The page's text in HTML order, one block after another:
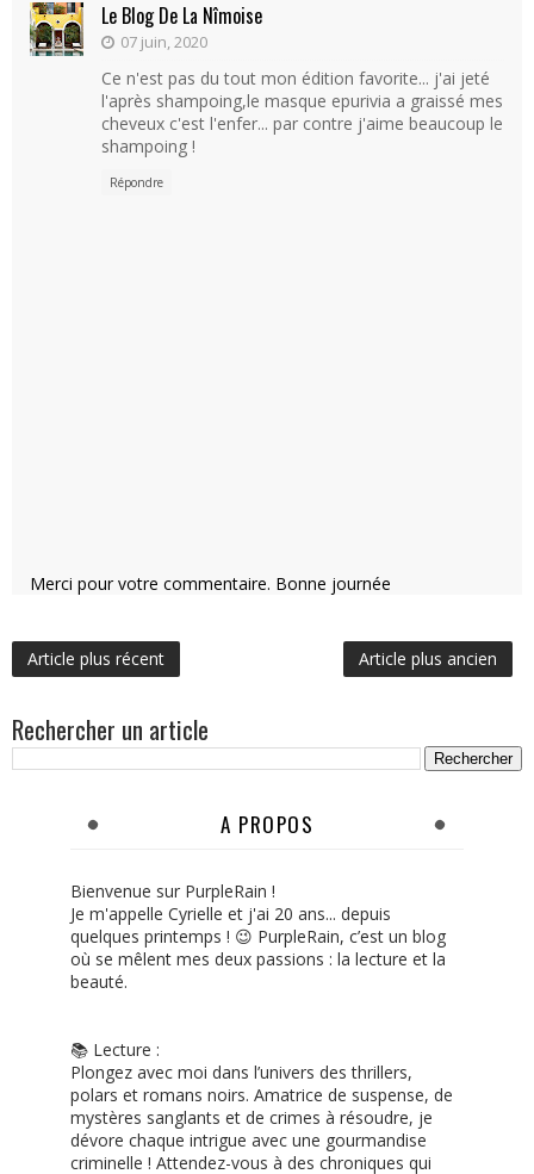
Le Blog De La Nîmoise
07 juin, 2020
Ce n'est pas du tout mon édition favorite... j'ai jeté
l'après shampoing,le masque epurivia a graissé mes
cheveux c'est l'enfer... par contre j'aime beaucoup le
shampoing !
Répondre
Merci pour votre commentaire. Bonne journée
Article plus récent Article plus ancien
Rechercher un article
A PROPOS
Bienvenue sur PurpleRain !
Je m'appelle Cyrielle et j'ai 20 ans... depuis
quelques printemps ! 😉 PurpleRain, c’est un blog
où se mêlent mes deux passions : la lecture et la
beauté.
📚 Lecture :
Plongez avec moi dans l’univers des thrillers,
polars et romans noirs. Amatrice de suspense, de
mystères sanglants et de crimes à résoudre, je
dévore chaque intrigue avec une gourmandise
criminelle ! Attendez-vous à des chroniques qui